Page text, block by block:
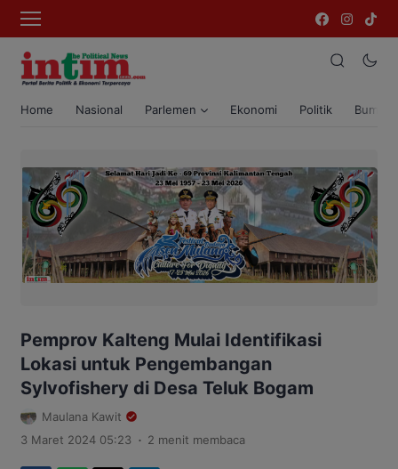
Home Nasional Parlemen Ekonomi Politik Bumi
Pemprov Kalteng Mulai Identifikasi
Lokasi untuk Pengembangan
Sylvofishery di Desa Teluk Bogam
Maulana Kawit
3 Maret 2024 05:23 . 2 menit membaca